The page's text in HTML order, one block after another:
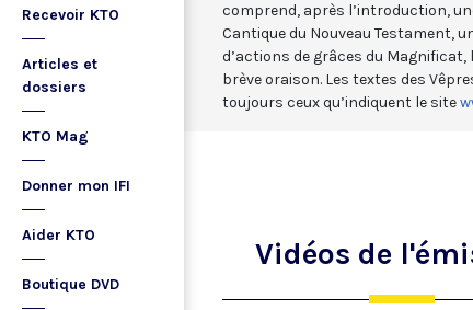
Recevoir KTO
Articles et
dossiers
KTO Mag
Donner mon IFI
Aider KTO
Boutique DVD
comprend, après l’introduction,
Cantique du Nouveau Testament,
d’actions de grâces du
brève oraison. Les textes des
toujours ceux qu’indiquent le site
Vidéos de